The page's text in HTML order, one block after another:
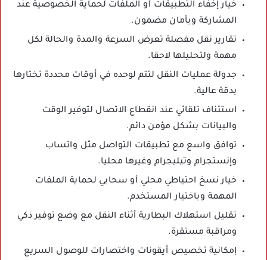
خيار إخفاء التطبيقات أو الملفات لحماية الخصوصية عند
المشاركة وبأمان مضمون.
تقارير نقل مفصلة تعرض السرعة والمدة والحالة لكل
مهمة ولتحليلها لاحقا.
جدولة عمليات النقل لتتم لوحده في أوقات محددة تختارها
بدقة عالية.
استئناف تلقائي عند انقطاع الاتصال لتوفير الوقت
والبيانات بشكل مؤمن دائم.
توافق واسع مع تطبيقات التواصل مثل واتساب
وإنستجرام وتيليجرام وغيرها محليا.
خيار نسخ احتياطي محلي أو سحابي لحماية الملفات
المهمة وباختيار المستخدم.
تقليل استهلاك البطارية أثناء النقل مع وضع توفير ذكي
ومراقبة مستقرة.
إمكانية تخصيص أيقونات واختصارات للوصول السريع